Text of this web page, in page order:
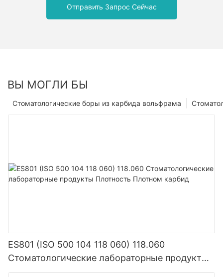
Отправить Запрос Сейчас
ВЫ МОГЛИ БЫ
Стоматологические боры из карбида вольфрама
ES801 (ISO 500 104 118 060) 118.060
Стоматологические лабораторные продукты
Плотность Плотном карбид